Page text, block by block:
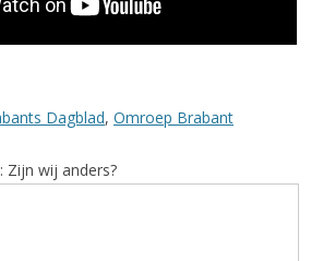
Dagblad, Omroep Brabant
Zijn wij anders?